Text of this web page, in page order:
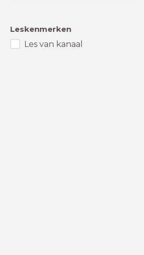
Leskenmerken
Les van kanaal